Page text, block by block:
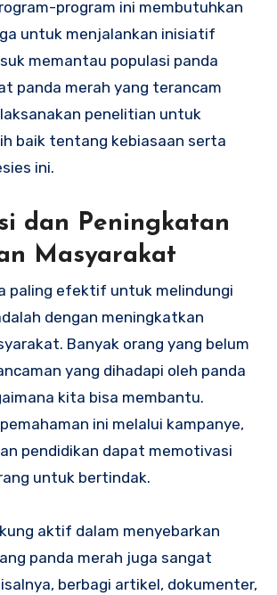
program ini membutuhkan
untuk menjalankan inisiatif
memantau populasi panda
panda merah yang terancam
penelitian untuk
baik tentang kebiasaan serta
ini.
dan Peningkatan
Masyarakat
paling efektif untuk melindungi
dengan meningkatkan
Banyak orang yang belum
yang dihadapi oleh panda
kita bisa membantu.
ini melalui kampanye,
pendidikan dapat memotivasi
untuk bertindak.
aktif dalam menyebarkan
panda merah juga sangat
berbagi artikel, dokumenter,